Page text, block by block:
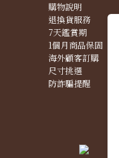
購物說明
退換貨服務
7天鑑賞期
1個月商品保固
海外顧客訂購
尺寸挑選
防詐騙提醒